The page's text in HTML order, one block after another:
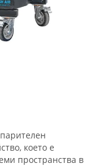
което е
пространства в